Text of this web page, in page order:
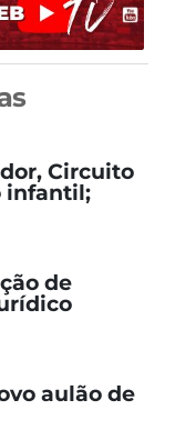
Circuito
infantil;
de
aulão de